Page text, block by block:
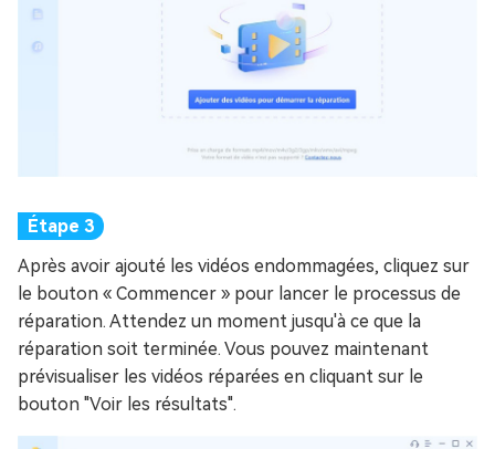
Après avoir ajouté les vidéos endommagées, cliquez sur
le bouton « Commencer » pour lancer le processus de
réparation. Attendez un moment jusqu'à ce que la
réparation soit terminée. Vous pouvez maintenant
prévisualiser les vidéos réparées en cliquant sur le
bouton "Voir les résultats".